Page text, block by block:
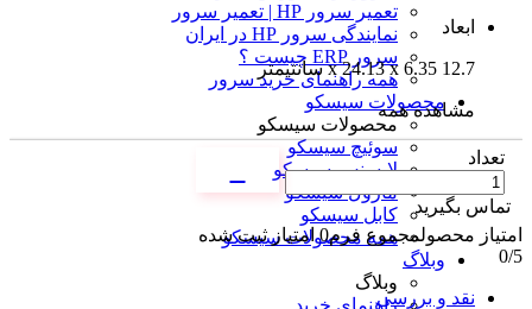
تعمیر سرور HP | تعمیر سرور
نمایندگی سرور HP در ایران
سرور ERP چیست ؟
همه راهنمای خرید سرور
محصولات سیسکو
محصولات سیسکو
سوئیچ سیسکو
لایسنس سیسکو
ماژول سیسکو
کابل سیسکو
همه محصولات سیسکو
وبلاگ
وبلاگ
راهنمای خرید
ابعاد
12.7 x 24.13 x 6.35 سانتیمتر
مشاهده همه
تعداد
تماس بگیرید
امتیاز محصولمجموع فرم0امتیاز ثبت شده
0/5
نقد و بررسی